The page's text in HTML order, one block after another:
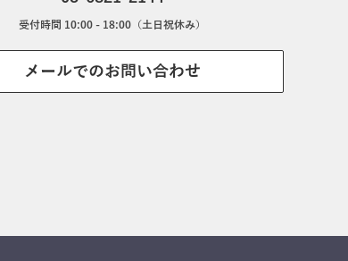
受付時間 10:00 - 18:00（土日祝休み）
メールでのお問い合わせ